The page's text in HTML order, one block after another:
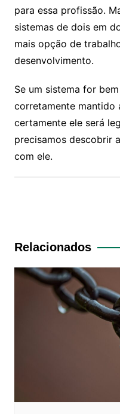
para essa profissão.
sistemas de dois em
mais opção de
desenvolvimento.
Se um sistema for
corretamente mantido
certamente ele será
precisamos descobrir
com ele.
Post
Relacionados